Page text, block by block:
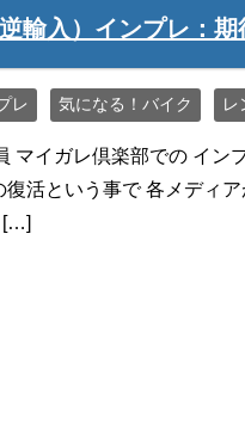
輸入）インプレ：期
レ 気になる！バイク レ
マイガレ倶楽部での イン
活という事で 各メディ
[…]